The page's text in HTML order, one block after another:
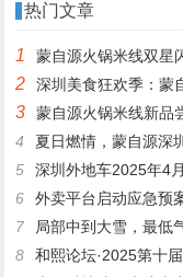
热门文章
1 蒙自源火锅米线双星
2 深圳美食狂欢季：蒙
3
蒙自源火锅米线新品
4
夏日燃情，蒙自源深
5
深圳外地车2025年4
6
外卖平台启动应急预
7
局部中到大雪，最低气温
8
和熙论坛·2025第十